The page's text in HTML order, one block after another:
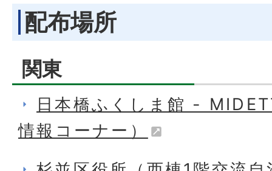
配布場所
関東
日本橋ふくしま館 -
情報コーナー）